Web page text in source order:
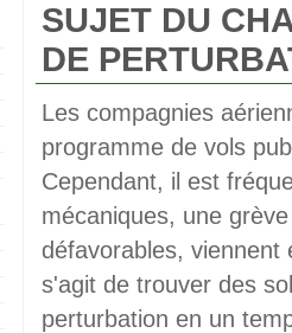
SUJET DU
DE
Les compagnies
programme de vols
Cependant, il est
mécaniques, une
défavorables,
s'agit de trouver des
perturbation en un